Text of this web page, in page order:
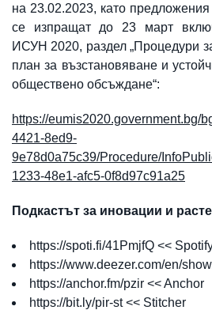
на 23.02.2023, като
се изпращат до 23 март
ИСУН 2020, раздел „Процедури
план за възстановяване и
обществено обсъждане“:
https://eumis2020.government.bg/
4421-8ed9-
9e78d0a75c39/Procedure/
1233-48e1-afc5-0f8d97c91a25
Подкастът за иновации и
https://spoti.fi/41PmjfQ <<
https://www.deezer.com/en/
https://anchor.fm/pzir << Anchor
https://bit.ly/pir-st<< Stitcher